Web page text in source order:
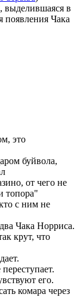
выделившаяся в
появления Чака
это
буйвола,
от чего не
топора"
с ним не
Чака Норриса.
крут, что
его.
комара через